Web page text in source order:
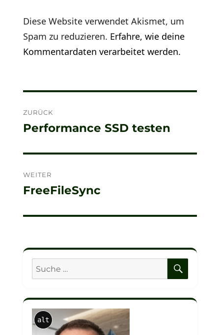
Diese Website verwendet Akismet, um
Spam zu reduzieren. Erfahre, wie deine
Kommentardaten verarbeitet werden.
ZURÜCK
Vorheriger
Performance SSD testen
WEITER
Nächster
FreeFileSync
Suche
nach:
alt